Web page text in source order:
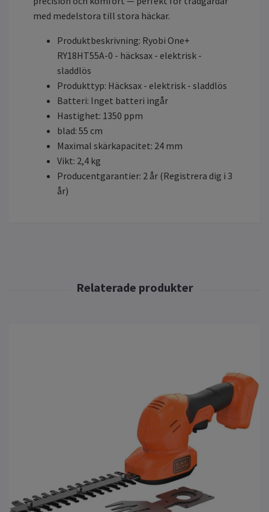
med medelstora till stora häckar.
Produktbeskrivning: Ryobi One+
RY18HT55A-0 - häcksax - elektrisk -
sladdlös
Produkttyp: Häcksax - elektrisk - sladdlös
Batteri: Inget batteri ingår
Hastighet: 1350 ppm
blad: 55 cm
Maximal skärkapacitet: 24 mm
Vikt: 2,4 kg
Producentgarantier: 2 år (Registrera dig i 3
år)